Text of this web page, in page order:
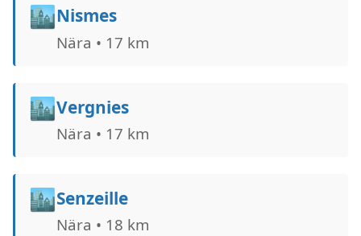
🏙️Nismes
Nära • 17 km
🏙️Vergnies
Nära • 17 km
🏙️Senzeille
Nära • 18 km